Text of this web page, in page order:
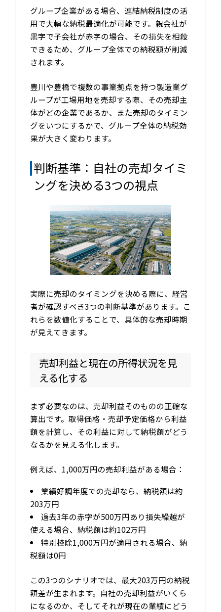
グループ企業がある場合、連結納税制度の活
用で大幅な納税最適化が可能です。親会社が
黒字で子会社が赤字の場合、その損失を相殺
できるため、グループ全体での納税額が削減
されます。
豊川や豊橋で複数の事業拠点を持つ製造業グ
ループが工場用地を売却する際、その売却主
体がどの企業であるか、また売却のタイミン
グをいつにするかで、グループ全体の納税効
果が大きく変わります。
判断基準：自社の売却タイミ
ングを決める3つの視点
実際に売却のタイミングを決める際に、経営
者が確認すべき3つの判断基準があります。こ
れらを数値化することで、具体的な売却時期
が見えてきます。
売却利益と現在の所得状況を見
える化する
まず必要なのは、売却利益そのものの正確な
算出です。取得価格・売却予定価格から利益
額を計算し、その利益に対して納税額がどう
なるかを見える化します。
例えば、1,000万円の売却利益がある場合：
業績好調年度での売却なら、納税額は約
203万円
過去3年の赤字が500万円あり損失繰越が
使える場合、納税額は約102万円
特別控除1,000万円が適用される場合、納
税額は0円
この3つのシナリオでは、最大203万円の納税
額差が生まれます。自社の売却利益がいくら
になるのか、そしてそれが現在の業績にどう